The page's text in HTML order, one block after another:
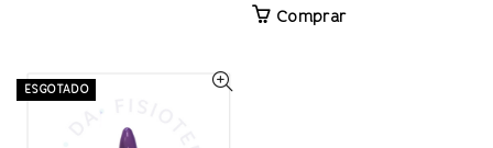
Comprar
ESGOTADO